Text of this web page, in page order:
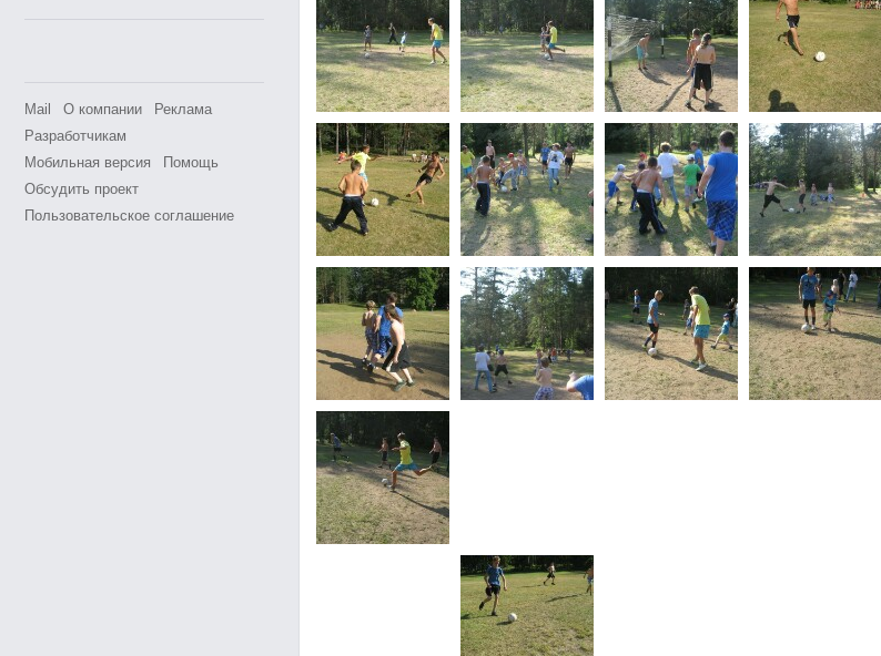
Mail О компании
Реклама
Разработчикам
Мобильная версия
Помощь
Обсудить проект
Пользовательское соглашение